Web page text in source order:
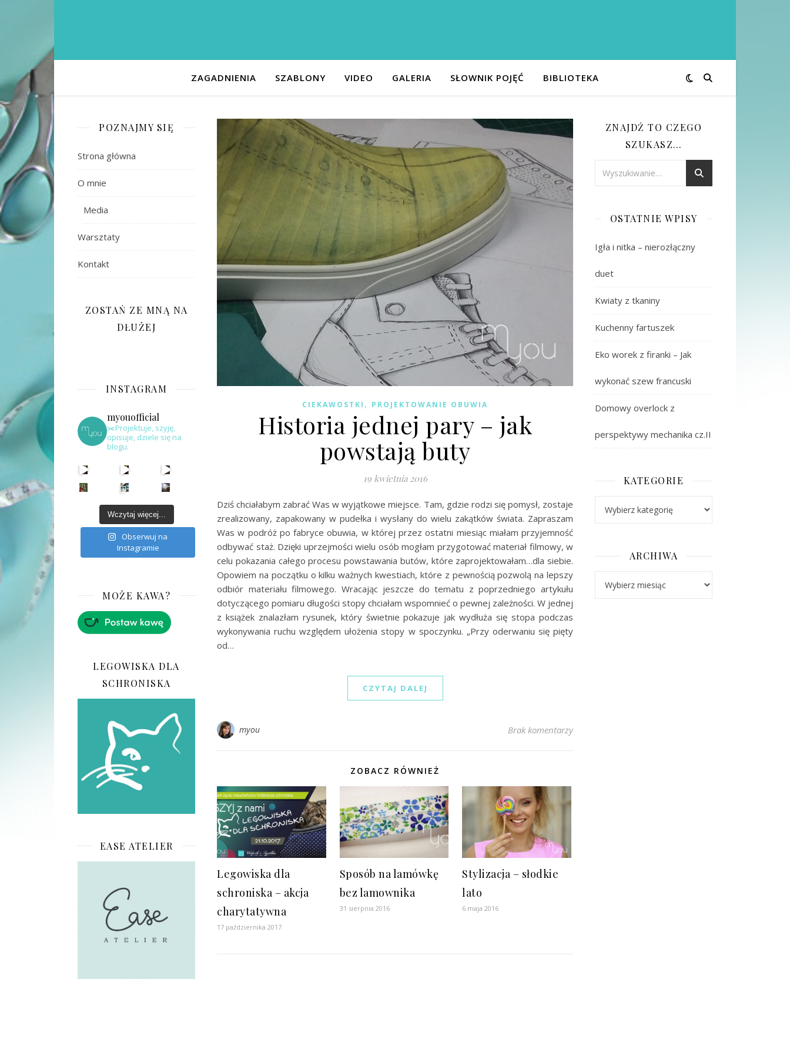
ZAGADNIENIA SZABLONY VIDEO GALERIA SŁOWNIK POJĘĆ BIBLIOTEKA
POZNAJMY SIĘ
Strona główna
O mnie
Media
Warsztaty
Kontakt
ZOSTAŃ ZE MNĄ NA
DŁUŻEJ
INSTAGRAM
myouofficial
✂️Projektuje, szyję,
opisuje, dziele się na
blogu.
Wczytaj więcej...
Obserwuj na
Instagramie
MOŻE KAWA?
LEGOWISKA DLA
SCHRONISKA
EASE ATELIER
CIEKAWOSTKI , PROJEKTOWANIE OBUWIA
Historia jednej pary – jak
powstają buty
19 kwietnia 2016
Dziś chciałabym zabrać Was w wyjątkowe miejsce. Tam, gdzie rodzi się pomysł, zostaje
zrealizowany, zapakowany w pudełka i wysłany do wielu zakątków świata. Zapraszam
Was w podróż po fabryce obuwia, w której przez ostatni miesiąc miałam przyjemność
odbywać staż. Dzięki uprzejmości wielu osób mogłam przygotować materiał filmowy, w
celu pokazania całego procesu powstawania butów, które zaprojektowałam…dla siebie.
Opowiem na początku o kilku ważnych kwestiach, które z pewnością pozwolą na lepszy
odbiór materiału filmowego. Wracając jeszcze do tematu z poprzedniego artykułu
dotyczącego pomiaru długości stopy chciałam wspomnieć o pewnej zależności. W jednej
z książek znalazłam rysunek, który świetnie pokazuje jak wydłuża się stopa podczas
wykonywania ruchu względem ułożenia stopy w spoczynku. „Przy oderwaniu się pięty
od…
CZYTAJ DALEJ
myou Brak komentarzy
ZOBACZ RÓWNIEŻ
Legowiska dla
schroniska – akcja
charytatywna
17 października 2017
Sposób na lamówkę
bez lamownika
31 sierpnia 2016
Stylizacja – słodkie
lato
6 maja 2016
ZNAJDŹ TO CZEGO
SZUKASZ…
OSTATNIE WPISY
Igła i nitka – nierozłączny
duet
Kwiaty z tkaniny
Kuchenny fartuszek
Eko worek z firanki – Jak
wykonać szew francuski
Domowy overlock z
perspektywy mechanika cz.II
KATEGORIE
ARCHIWA